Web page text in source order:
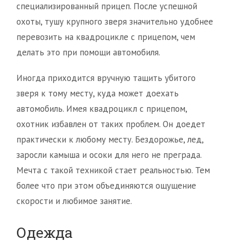
специализированный прицеп. После успешной
охоты, тушу крупного зверя значительно удобнее
перевозить на квадроцикле с прицепом, чем
делать это при помощи автомобиля.
Иногда приходится вручную тащить убитого
зверя к тому месту, куда может доехать
автомобиль. Имея квадроцикл с прицепом,
охотник избавлен от таких проблем. Он доедет
практически к любому месту. Бездорожье, лед,
заросли камыша и осоки для него не преграда.
Мечта с такой техникой стает реальностью. Тем
более что при этом объединяются ощущение
скорости и любимое занятие.
Одежда